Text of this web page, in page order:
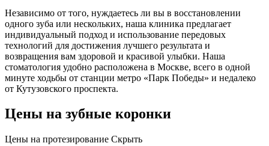
Независимо от того, нуждаетесь ли вы в восстановлении
одного зуба или нескольких, наша клиника предлагает
индивидуальный подход и использование передовых
технологий для достижения лучшего результата и
возвращения вам здоровой и красивой улыбки. Наша
стоматология удобно расположена в Москве, всего в одной
минуте ходьбы от станции метро «Парк Победы» и недалеко
от Кутузовского проспекта.
Цены на зубные коронки
Цены на протезирование Скрыть